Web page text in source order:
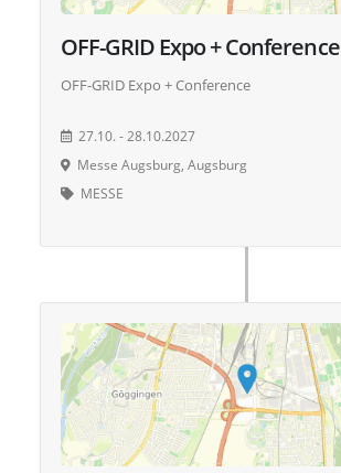
OFF-GRID Expo + Conference
OFF-GRID Expo + Conference
27.10. - 28.10.2027
Messe Augsburg, Augsburg
MESSE